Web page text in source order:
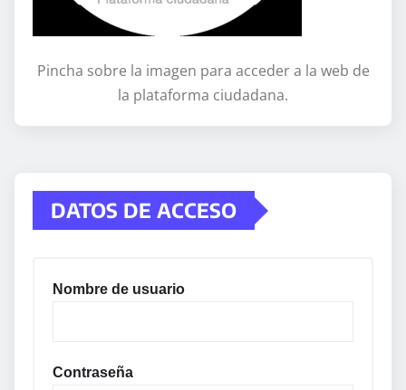
Pincha sobre la imagen para acceder a la web de
la plataforma ciudadana.
DATOS DE ACCESO
Nombre de usuario
Contraseña